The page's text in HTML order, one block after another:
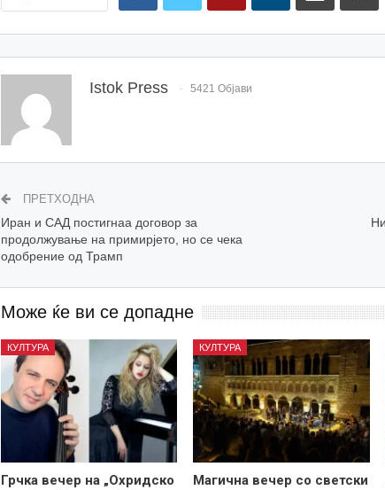
Istok Press 5421 Објави
ПРЕТХОДНА
Иран и САД постигнаа договор за
продолжување на примирјето, но се чека
одобрение од Трамп
Може ќе ви се допадне
КУЛТУРА
Грчка вечер на „Охридско
КУЛТУРА
Магична вечер со светски